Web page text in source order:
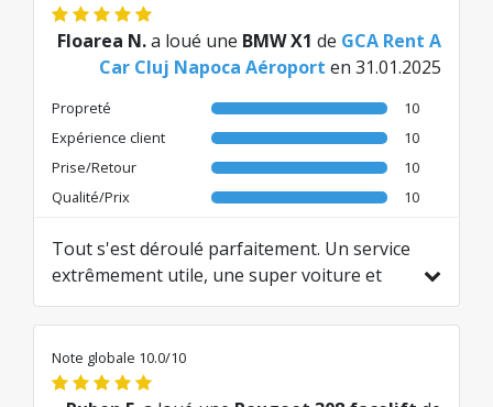
Floarea N.a loué une BMW X1 de GCA Rent A
Car Cluj Napoca Aéroport en 31.01.2025
Propreté
10
Expérience client
10
Prise/Retour
10
Qualité/Prix
10
Tout s'est déroulé parfaitement. Un service
extrêmement utile, une super voiture et
une assistance excellente tout autour. À
refaire à tout moment - absolument de
première classe !
Traduit de DE par AI
Note globale 10.0/10